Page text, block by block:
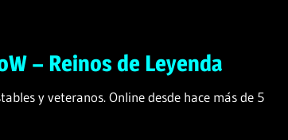
– Reinos de Leyenda
y veteranos. Online desde hace más de 5